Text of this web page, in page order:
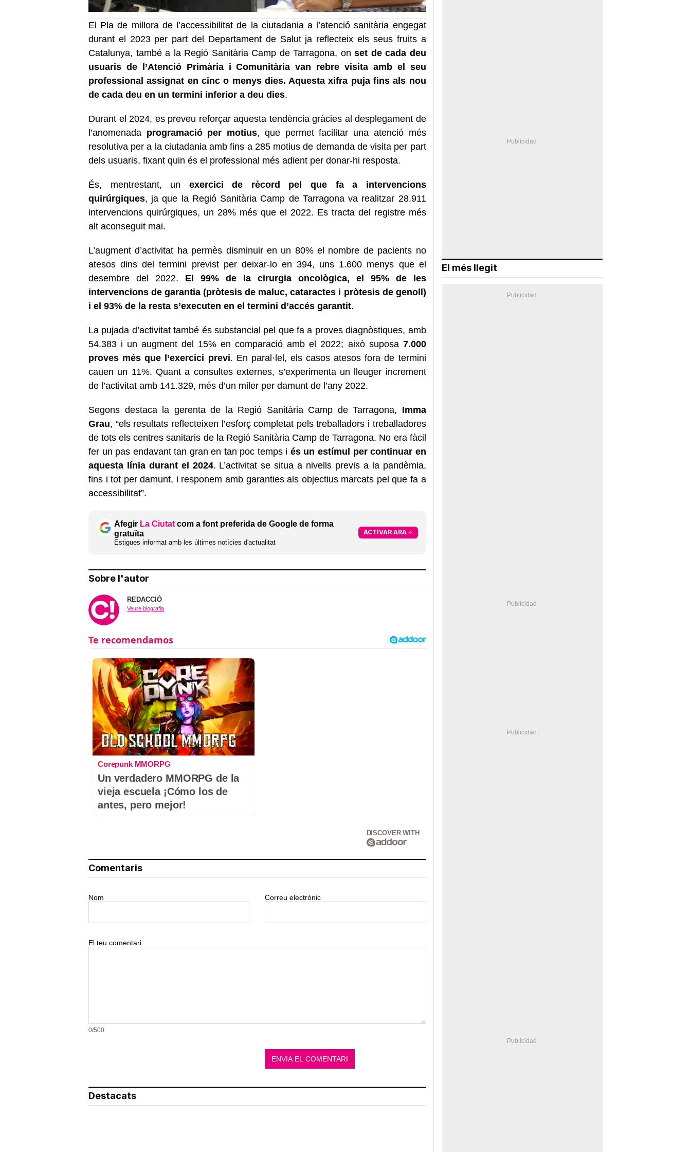
El Pla de millora de l’accessibilitat de la ciutadania a l’atenció sanitària engegat
durant el 2023 per part del Departament de Salut ja reflecteix els seus fruits a
Catalunya, també a la Regió Sanitària Camp de Tarragona, on set de cada deu
usuaris de l’Atenció Primària i Comunitària van rebre visita amb el seu
professional assignat en cinc o menys dies. Aquesta xifra puja fins als nou
de cada deu en un termini inferior a deu dies.
Durant el 2024, es preveu reforçar aquesta tendència gràcies al desplegament de
l’anomenada programació per motius, que permet facilitar una atenció més
resolutiva per a la ciutadania amb fins a 285 motius de demanda de visita per part
dels usuaris, fixant quin és el professional més adient per donar-hi resposta.
És, mentrestant, un exercici de rècord pel que fa a intervencions
quirúrgiques, ja que la Regió Sanitària Camp de Tarragona va realitzar 28.911
intervencions quirúrgiques, un 28% més que el 2022. Es tracta del registre més
alt aconseguit mai.
L’augment d’activitat ha permès disminuir en un 80% el nombre de pacients no
atesos dins del termini previst per deixar-lo en 394, uns 1.600 menys que el
desembre del 2022. El 99% de la cirurgia oncològica, el 95% de les
intervencions de garantia (pròtesis de maluc, cataractes i pròtesis de genoll)
i el 93% de la resta s’executen en el termini d’accés garantit.
La pujada d’activitat també és substancial pel que fa a proves diagnòstiques, amb
54.383 i un augment del 15% en comparació amb el 2022; això suposa7.000
proves més que l’exercici previ. En paral·lel, els casos atesos fora de termini
cauen un 11%. Quant a consultes externes, s’experimenta un lleuger increment
de l’activitat amb 141.329, més d’un miler per damunt de l’any 2022.
Segons destaca la gerenta de la Regió Sanitària Camp de Tarragona, Imma
Grau, “els resultats reflecteixen l’esforç completat pels treballadors i treballadores
de tots els centres sanitaris de la Regió Sanitària Camp de Tarragona. No era fàcil
fer un pas endavant tan gran en tan poc temps i és un estímul per continuar en
aquesta línia durant el 2024. L’activitat se situa a nivells previs a la pandèmia,
fins i tot per damunt, i responem amb garanties als objectius marcats pel que fa a
accessibilitat”.
Afegir La Ciutat com a font preferida de Google de forma
gratuïta
Estigues informat amb les últimes notícies d'actualitat
ACTIVAR ARA
Sobre l'autor
REDACCIÓ
Veure biografia
Corepunk MMORPG
Un verdadero MMORPG de la
vieja escuela ¡Cómo los de
antes, pero mejor!
DISCOVER WITH
Comentaris
Nom Correu electrònic
El teu comentari
0/500
Destacats
El més llegit